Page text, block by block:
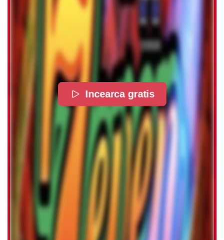
Incearca gratis